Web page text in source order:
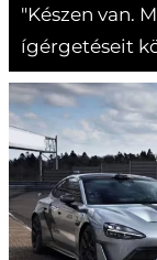
"Készen van.
ígérgetéseit